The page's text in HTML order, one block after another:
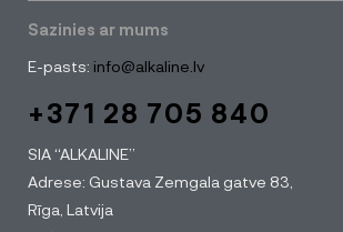
Sazinies ar mums
E-pasts: info@alkaline.lv
+371 28 705 840
SIA “ALKALINE”
Adrese: Gustava Zemgala gatve 83,
Rīga, Latvija